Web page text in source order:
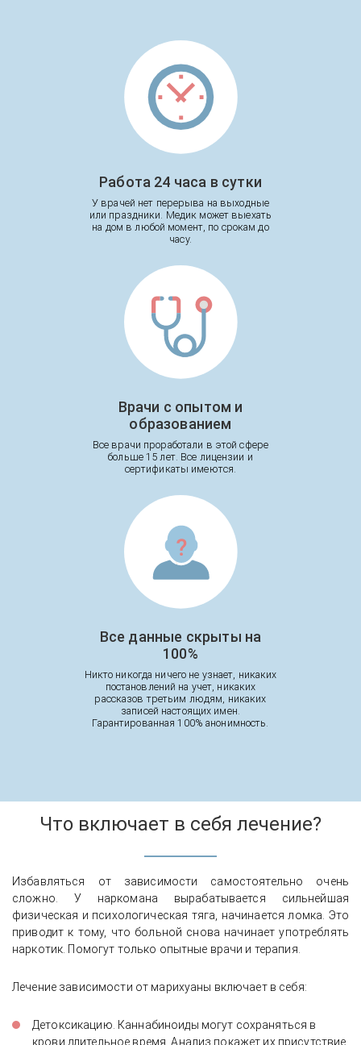
Работа 24 часа в сутки
У врачей нет перерыва на выходные
или праздники. Медик может выехать
на дом в любой момент, по срокам до
часу.
Врачи с опытом и
образованием
Все врачи проработали в этой сфере
больше 15 лет. Все лицензии и
сертификаты имеются.
Все данные скрыты на
100%
Никто никогда ничего не узнает, никаких
постановлений на учет, никаких
рассказов третьим людям, никаких
записей настоящих имен.
Гарантированная 100% анонимность.
Что включает в себя лечение?
Избавляться от зависимости самостоятельно очень
сложно. У наркомана вырабатывается сильнейшая
физическая и психологическая тяга, начинается ломка. Это
приводит к тому, что больной снова начинает употреблять
наркотик. Помогут только опытные врачи и терапия.
Лечение зависимости от марихуаны включает в себя:
Детоксикацию. Каннабиноиды могут сохраняться в
крови длительное время. Анализ покажет их присутствие